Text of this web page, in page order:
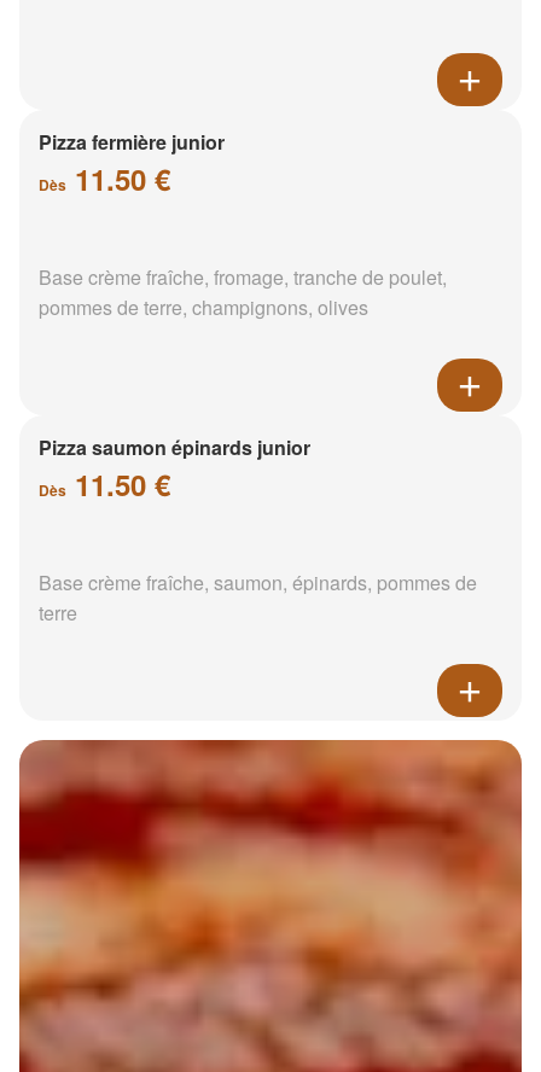
Pizza fermière junior
Dès 11.50 €
Base crème fraîche, fromage, tranche de poulet,
pommes de terre, champignons, olives
Pizza saumon épinards junior
Dès 11.50 €
Base crème fraîche, saumon, épinards, pommes de
terre